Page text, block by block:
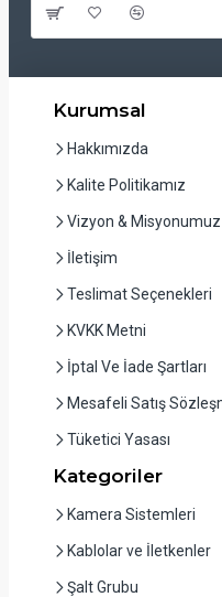
Kurumsal
Hakkımızda
Kalite Politikamız
Vizyon & Misyonumuz
İletişim
Teslimat Seçenekleri
KVKK Metni
İptal Ve İade Şartları
Mesafeli Satış
Tüketici Yasası
Kategoriler
Kamera Sistemleri
Kablolar ve İletkenler
Şalt Grubu